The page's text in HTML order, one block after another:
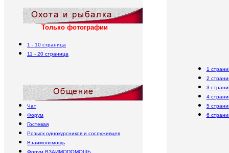
Только фотографии
1 - 10 страница
11 - 20 страница
Чат
Форум
Гостевая
Розыск однокурсников и сослуживцев
Взаимопомощь
Форум ВЗАИМОПОМОЩЬ
1
2
3
4
5
6